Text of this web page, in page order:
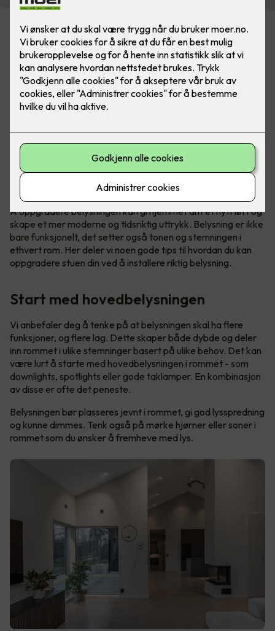
Belysning gjør mye for et rom, det skaper soner og
atmosfære. Med belysning er det kun fantasien som
stopper deg. Bilde: SG
Å oppgradere belysningen kan gi hjemmet ditt et nytt løft og
skape et mer moderne og tidsriktig uttrykk. Belysning er ikke
bare funksjonelt, det setter også tonen og stemningen i
ethvert rom. Her deler vi noen gode tips til hvordan du kan
oppgradere stuen din ved å installere riktig belysning.
Start med hovedbelysningen
Vi anbefaler deg å tenke på at belysningen skal ha flere
funksjoner, og flere lag. Dette skaper både dybde og deler
inn rommet i ulike stemninger basert på ulike behov. Det kan
være lurt å starte med hovedbelysningen i rommet - som
downlights, spotlights eller gode taklamper. En kombinasjon
av disse er ofte det peneste.
Belysningen bør plasseres jevnt i rommet, gi god lysspredning
og kunne dimmes. Tenk også på mørke hjørner eller soner i
rommet som du ønsker å fremheve med lys.